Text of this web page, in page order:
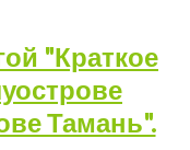
"Краткое
Тамань".